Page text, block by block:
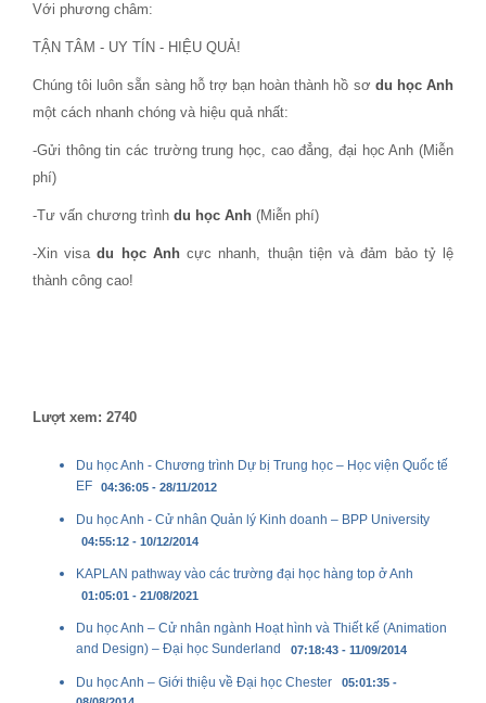
Với phương châm:
TẬN TÂM - UY TÍN - HIỆU QUẢ!
Chúng tôi luôn sẵn sàng hỗ trợ bạn hoàn thành hồ sơ du học Anh
một cách nhanh chóng và hiệu quả nhất:
-Gửi thông tin các trường trung học, cao đẳng, đại học Anh (Miễn
phí)
-Tư vấn chương trình du học Anh (Miễn phí)
-Xin visadu học Anhcực nhanh, thuận tiện và đảm bảo tỷ lệ
thành công cao!
Lượt xem: 2740
Du học Anh - Chương trình Dự bị Trung học – Học viện Quốc tế
EF 04:36:05 - 28/11/2012
Du học Anh - Cử nhân Quản lý Kinh doanh – BPP University
04:55:12 - 10/12/2014
KAPLAN pathway vào các trường đại học hàng top ở Anh
01:05:01 - 21/08/2021
Du học Anh – Cử nhân ngành Hoạt hình và Thiết kế (Animation
and Design) – Đại học Sunderland 07:18:43 - 11/09/2014
Du học Anh – Giới thiệu về Đại học Chester 05:01:35 -